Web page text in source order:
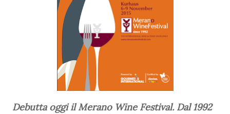
Debutta oggi il Merano Wine Festival. Dal 1992